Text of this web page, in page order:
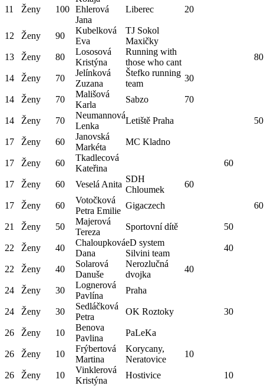
11 Ženy 100 Ehlerová
Jana
Liberec 20
12 Ženy 90
Kubelková
Eva
TJ Sokol
Maxičky
13
Ženy 80
Lososová
Kristýna
Running with
those who cant
80
14 Ženy 70
Jelínková
Zuzana
Štefko running
team
30
14 Ženy 70
Mališová
Karla
Sabzo 70
14 Ženy 70
Neumannová
Lenka
Letiště Praha 50
17 Ženy 60
Janovská
Markéta
MC Kladno
17 Ženy 60
Tkadlecová
Kateřina
60
17 Ženy 60 Veselá Anita
SDH
Chloumek
60
17 Ženy 60
Votočková
Petra Emilie
Gigaczech 60
21 Ženy 50
Majerová
Tereza
Sportovní dítě 50
22 Ženy 40
Chaloupková
Dana
eD system
Silvini team
40
22 Ženy 40
Solarová
Danuše
Nerozlučná
dvojka
40
24 Ženy 30
Lognerová
Pavlína
Praha
24 Ženy 30
Sedláčková
Petra
OK Roztoky 30
26 Ženy 10
Benova
Pavlina
PaLeKa
26 Ženy 10
Frýbertová
Martina
Korycany,
Neratovice
10
26 Ženy 10
Vinklerová
Kristýna
Hostivice
10